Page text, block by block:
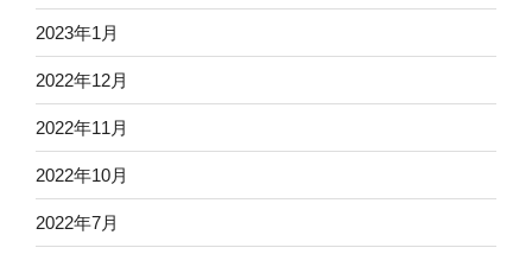
2023年1月
2022年12月
2022年11月
2022年10月
2022年7月